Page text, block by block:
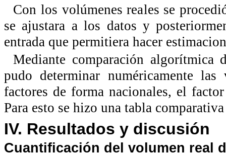
Con los volúmenes reales se
se ajustara a los datos y
entrada que permitiera hacer
Mediante comparación algorítmica
pudo determinar numéricamente
factores de forma nacionales, el
Para esto se hizo una tabla
IV. Resultados y discusión
Cuantificación del volumen real